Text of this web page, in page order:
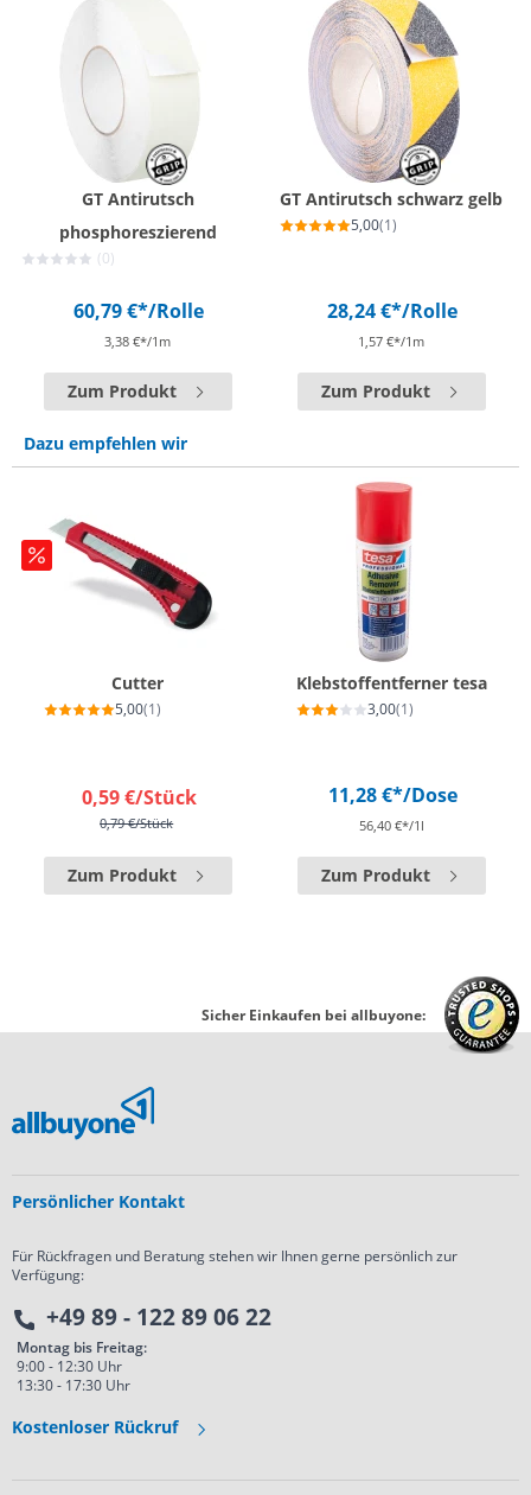
GT Antirutsch
phosphoreszierend
(0)
60,79 €*/Rolle
3,38 €*/1m
Zum Produkt
GT Antirutsch schwarz gelb
5,00(1)
28,24 €*/Rolle
1,57 €*/1m
Zum Produkt
Dazu empfehlen wir
Cutter
5,00(1)
0,59 €/Stück
0,79 €/Stück
Zum Produkt
Klebstoffentferner tesa
3,00(1)
11,28 €*/Dose
56,40 €*/1l
Zum Produkt
Sicher Einkaufen bei allbuyone:
Persönlicher Kontakt
Für Rückfragen und Beratung stehen wir Ihnen gerne persönlich zur
Verfügung:
+49 89 - 122 89 06 22
Montag bis Freitag:
9:00 - 12:30 Uhr
13:30 - 17:30 Uhr
Kostenloser Rückruf